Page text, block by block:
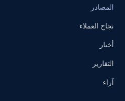
المصادر
نجاح العملاء
أخبار
التقارير
آراء